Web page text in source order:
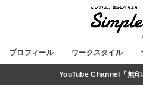
プロフィール ワークスタイル
YouTube Channel「無印